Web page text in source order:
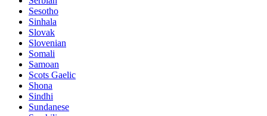
Sesotho
Sinhala
Slovak
Slovenian
Somali
Samoan
Scots Gaelic
Shona
Sindhi
Sundanese